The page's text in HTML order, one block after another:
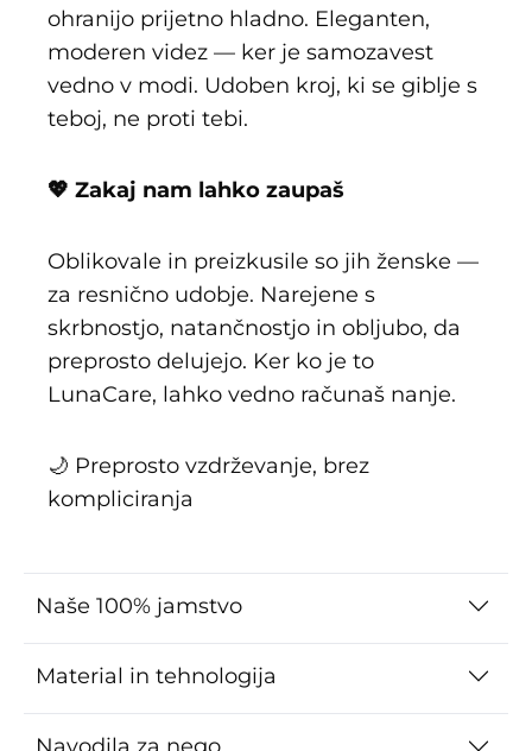
ohranijo prijetno hladno. Eleganten,
moderen videz — ker je samozavest
vedno v modi. Udoben kroj, ki se giblje s
teboj, ne proti tebi.
💖 Zakaj nam lahko zaupaš
Oblikovale in preizkusile so jih ženske —
za resnično udobje. Narejene s
skrbnostjo, natančnostjo in obljubo, da
preprosto delujejo. Ker ko je to
LunaCare, lahko vedno računaš nanje.
🌙 Preprosto vzdrževanje, brez
kompliciranja
Naše 100% jamstvo
Material in tehnologija
Navodila za nego